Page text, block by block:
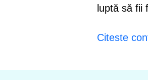
luptă să fii
Citeste